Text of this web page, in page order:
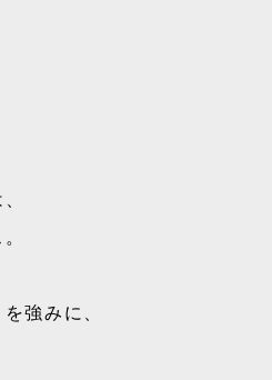
強みに、